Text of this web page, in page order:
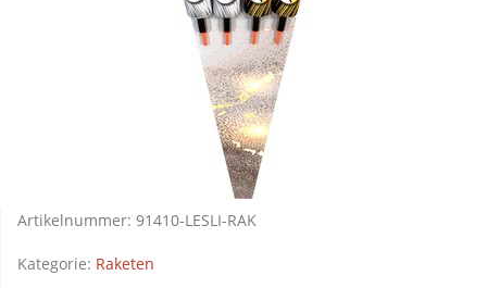
Artikelnummer: 91410-LESLI-RAK
Kategorie: Raketen